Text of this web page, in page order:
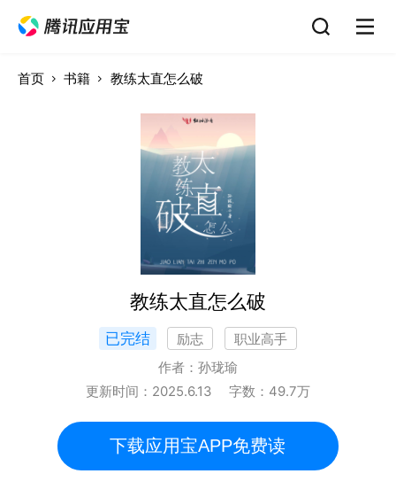
首页 书籍 教练太直怎么破
教练太直怎么破
已完结 励志
职业高手
作者： 孙珑瑜
更新时间： 2025.6.13 字数： 49.7万
下载应用宝APP免费读